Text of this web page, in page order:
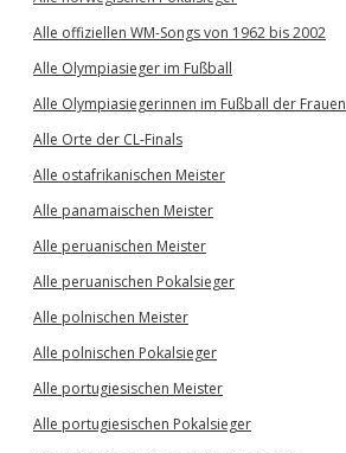
Alle offiziellen WM-Songs von 1962 bis 2002
Alle Olympiasieger im Fußball
Alle Olympiasiegerinnen im Fußball der Frauen
Alle Orte der CL-Finals
Alle ostafrikanischen Meister
Alle panamaischen Meister
Alle peruanischen Meister
Alle peruanischen Pokalsieger
Alle polnischen Meister
Alle polnischen Pokalsieger
Alle portugiesischen Meister
Alle portugiesischen Pokalsieger